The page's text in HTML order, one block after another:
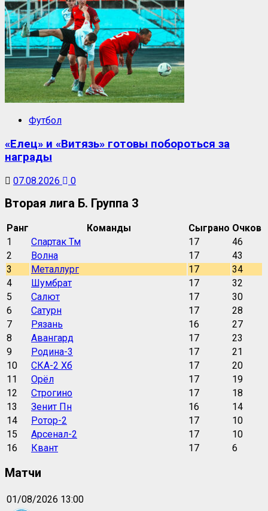
Футбол
«Елец» и «Витязь» готовы побороться за
награды
07.08.2026 0
Вторая лига Б. Группа 3
Ранг Команды Сыграно Очков
1
Спартак Тм 17
46
2
Волна 17
43
3
Металлург 17
34
4
Шумбрат 17
32
5
Салют 17
30
6
Сатурн 17
28
7
Рязань 16
27
8
Авангард 17
23
9
Родина-3 17
21
10
СКА-2 Хб 17
20
11
Орёл 17
19
12
Строгино 17
18
13
Зенит Пн 16
14
14
Ротор-2 17
10
15
Арсенал-2 17
10
16
Квант 17 6
Матчи
01/08/2026 13:00